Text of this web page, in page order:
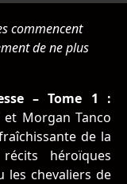
commencent
de ne plus
– Tome 1 :
et Morgan Tanco
de la
héroïques
chevaliers de